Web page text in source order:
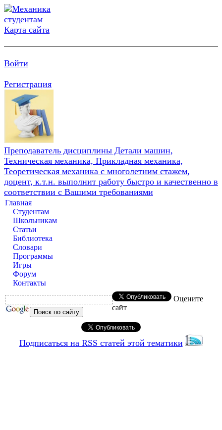
Карта сайта
Войти
Регистрация
Преподаватель дисциплины Детали машин,
Техническая механика, Прикладная механика,
Теоретическая механика с многолетним стажем,
доцент, к.т.н. выполнит работу быстро и качественно в
соответствии с Вашими требованиями
Главная
Студентам
Школьникам
Статьи
Библиотека
Словари
Программы
Игры
Форум
Контакты
Оцените
сайт
Подписаться на RSS статей этой тематики